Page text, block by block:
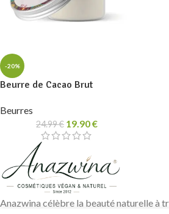
-20%
Beurre de Cacao Brut
Beurres
24.99€ 19.90€
Anazwina célèbre la beauté naturelle à